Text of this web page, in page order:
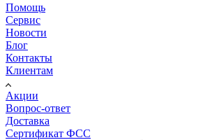
Помощь
Сервис
Новости
Блог
Контакты
Клиентам
Акции
Вопрос-ответ
Доставка
Сертификат ФСС